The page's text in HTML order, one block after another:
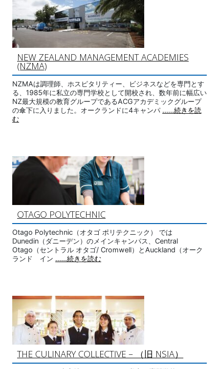
NEW ZEALAND MANAGEMENT ACADEMIES
(NZMA)
NZMAは調理師、ホスピタリティー、ビジネスなどを専門とす
る、1985年に私立の専門学校として開校され、数年前に幅広い
NZ最大規模の教育グループであるACGアカデミックグループ
の傘下に入りました。オークランドに4キャンパ ......続きを読
む
OTAGO POLYTECHNIC
Otago Polytechnic（オタゴ ポリテクニック） では
Dunedin（ダニーデン）のメインキャンパス、Central
Otago（セントラル オタゴ/ Cromwell）とAuckland（オーク
ランド イン ......続きを読む
THE CULINARY COLLECTIVE – （旧 NSIA）